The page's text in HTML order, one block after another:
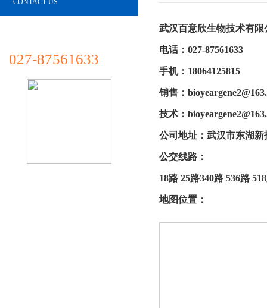
CONTACT US
027-87561633
武汉百意欣生物技术有限
电话：027-87561633
手机：18064125815
销售：
技术：
公司地址：武汉市东湖
公交线路：
18路 25路340路 536路
地图位置：